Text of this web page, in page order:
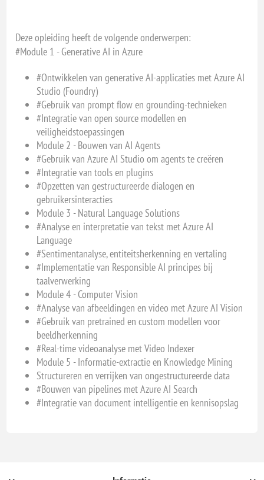
Deze opleiding heeft de volgende onderwerpen:
#Module 1 - Generative AI in Azure
#Ontwikkelen van generative AI-applicaties met Azure AI
Studio (Foundry)
#Gebruik van prompt flow en grounding-technieken
#Integratie van open source modellen en
veiligheidstoepassingen
Module 2 - Bouwen van AI Agents
#Gebruik van Azure AI Studio om agents te creëren
#Integratie van tools en plugins
#Opzetten van gestructureerde dialogen en
gebruikersinteracties
Module 3 - Natural Language Solutions
#Analyse en interpretatie van tekst met Azure AI
Language
#Sentimentanalyse, entiteitsherkenning en vertaling
#Implementatie van Responsible AI principes bij
taalverwerking
Module 4 - Computer Vision
#Analyse van afbeeldingen en video met Azure AI Vision
#Gebruik van pretrained en custom modellen voor
beeldherkenning
#Real-time videoanalyse met Video Indexer
Module 5 - Informatie-extractie en Knowledge Mining
Structureren en verrijken van ongestructureerde data
#Bouwen van pipelines met Azure AI Search
#Integratie van document intelligentie en kennisopslag